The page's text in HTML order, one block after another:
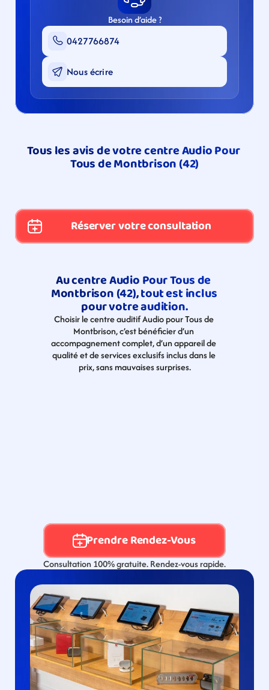
Besoin d’aide ?
0427766874
Nous écrire
Tous les avis de votre centre Audio Pour
Tous de Montbrison (42)
Réserver votre consultation
Au centre Audio Pour Tous de
Montbrison (42), tout est inclus
pour votre audition.
Choisir le centre auditif Audio pour Tous de
Montbrison, c’est bénéficier d’un
accompagnement complet, d’un appareil de
qualité et de services exclusifs inclus dans le
prix, sans mauvaises surprises.
Prendre Rendez-Vous
Consultation 100% gratuite. Rendez-vous rapide.